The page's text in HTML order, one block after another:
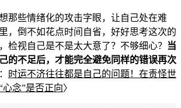
那些情绪化的攻击字眼，让自己处在难
，倒不如花点时间自省，好好思考这次的
检视自己是不是太大意了？不够细心？ 当
的不足后，才能完全避免同样的错误再次
时运不济往往都是自己的问题！在责怪世
念”是否正向〉